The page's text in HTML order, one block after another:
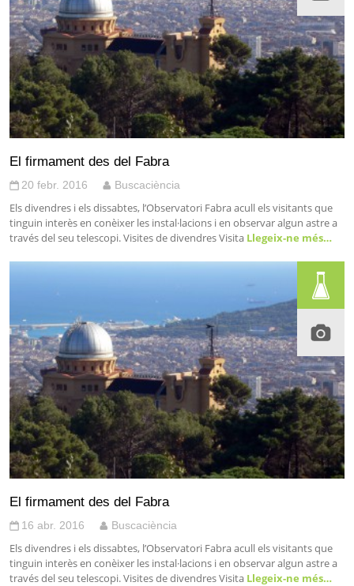
El firmament des del Fabra
20 febr. 2016 Buscaciència
Els divendres i els dissabtes, l’Observatori Fabra acull els visitants que
tinguin interès en conèixer les instal·lacions i en observar algun astre a
través del seu telescopi. Visites de divendres Visita Llegeix-ne més…
El firmament des del Fabra
16 abr. 2016 Buscaciència
Els divendres i els dissabtes, l’Observatori Fabra acull els visitants que
tinguin interès en conèixer les instal·lacions i en observar algun astre a
través del seu telescopi. Visites de divendres Visita Llegeix-ne més…